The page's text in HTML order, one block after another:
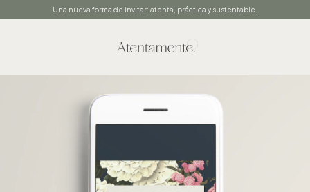
Una nueva forma de invitar: atenta, práctica y sustentable.